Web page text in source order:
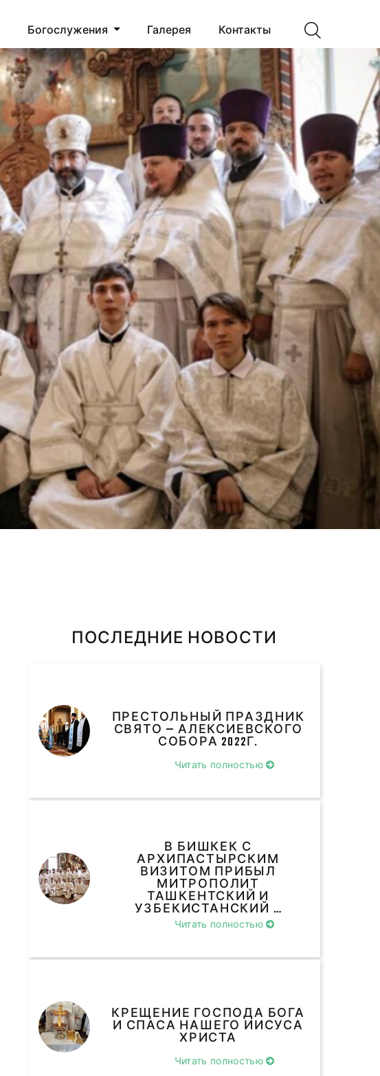
Богослужения Галерея Контакты
ПОСЛЕДНИЕ НОВОСТИ
ПРЕСТОЛЬНЫЙ ПРАЗДНИК
СВЯТО — АЛЕКСИЕВСКОГО
СОБОРА 2022Г.
Читать полностью
В БИШКЕК С
АРХИПАСТЫРСКИМ
ВИЗИТОМ ПРИБЫЛ
МИТРОПОЛИТ
ТАШКЕНТСКИЙ И
УЗБЕКИСТАНСКИЙ …
Читать полностью
КРЕЩЕНИЕ ГОСПОДА БОГА
И СПАСА НАШЕГО ИИСУСА
ХРИСТА
Читать полностью